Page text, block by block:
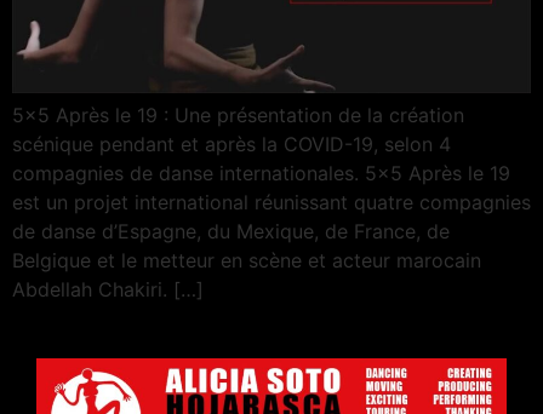
5x5 Après le 19 : Une présentation de la création
scénique pendant et après la COVID-19, selon 4
compagnies de danse internationales. 5x5 Après le 19
est un projet international réunissant quatre compagnies
de danse d’Espagne, du Mexique, de France, de
Belgique et le metteur en scène et acteur marocain
Abdellah Chakiri. […]